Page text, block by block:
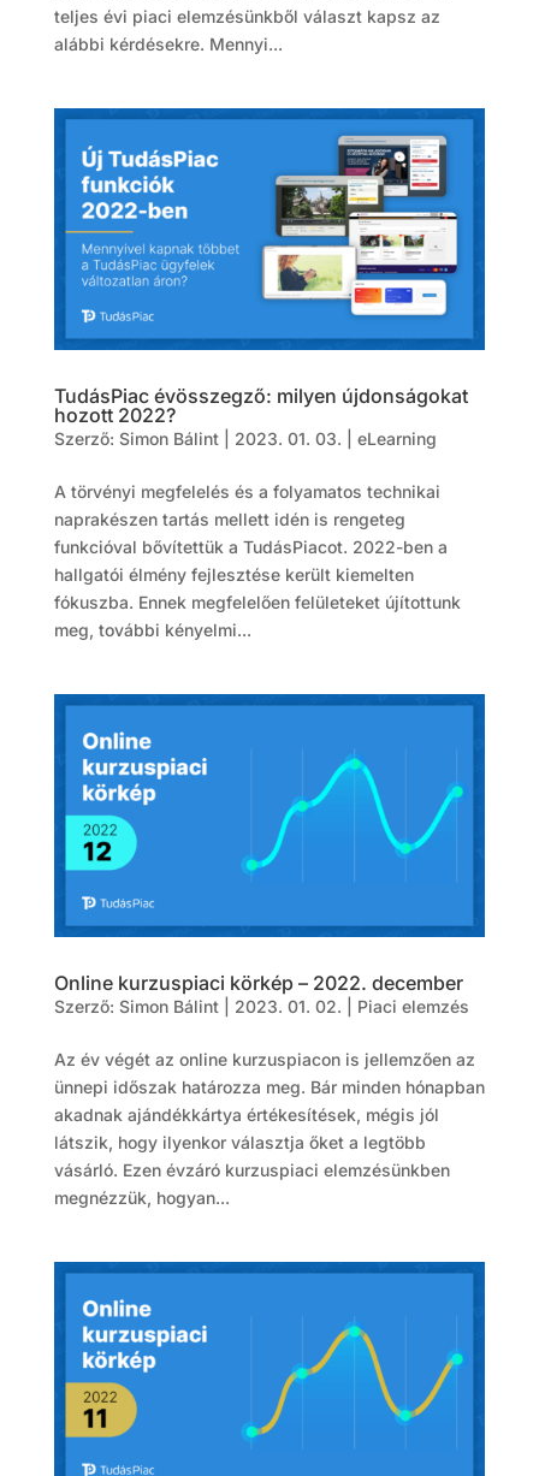
teljes évi piaci elemzésünkből választ kapsz az
alábbi kérdésekre. Mennyi...
TudásPiac évösszegző: milyen újdonságokat
hozott 2022?
Szerző: Simon Bálint| 2023. 01. 03. eLearning
A törvényi megfelelés és a folyamatos technikai
naprakészen tartás mellett idén is rengeteg
funkcióval bővítettük a TudásPiacot. 2022-ben a
hallgatói élmény fejlesztése került kiemelten
fókuszba. Ennek megfelelően felületeket újítottunk
meg, további kényelmi...
Online kurzuspiaci körkép – 2022. december
Szerző: Simon Bálint| 2023. 01. 02. Piaci elemzés
Az év végét az online kurzuspiacon is jellemzően az
ünnepi időszak határozza meg. Bár minden hónapban
akadnak ajándékkártya értékesítések, mégis jól
látszik, hogy ilyenkor választja őket a legtöbb
vásárló. Ezen évzáró kurzuspiaci elemzésünkben
megnézzük, hogyan...